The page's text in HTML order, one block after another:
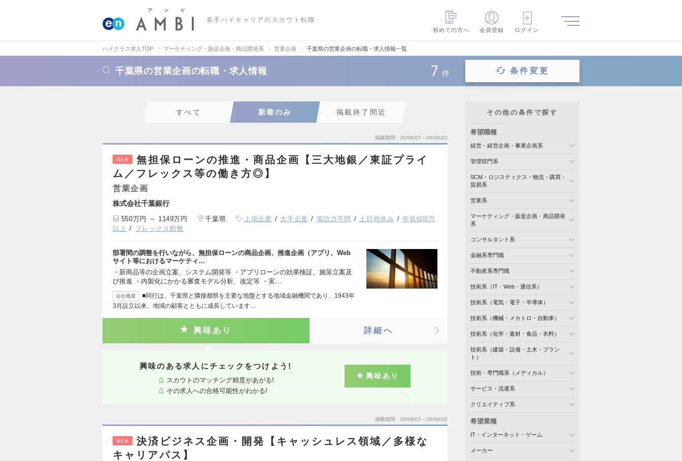
若手ハイキャリアのスカウト転職
初めての方へ
会員登録 ログイン
ハイクラス求人TOP マーケティング・販促企画・商品開発系 営業企画 千葉県の営業企画の転職・求人情報一覧
千葉県の営業企画の転職・求人情報 7 件 条件変更
すべて 新着のみ 掲載終了間近
掲載期間 26/08/07～26/08/20
NEW
無担保ローンの推進・商品企画【三大地銀／東証プライ
ム／フレックス等の働き方◎】
営業企画
株式会社千葉銀行
550万円 ～ 1149万円 千葉県 上場企業 大手企業 英語力不問 土日祝休み
年収600万
以上
フレックス勤務
部署間の調整を行いながら、無担保ローンの商品企画、推進企画（アプリ、Web
サイト等におけるマーケティ…
・新商品等の企画立案、システム開発等 ・アプリローンの効果検証、施策立案及
び推進 ・内製化にかかる審査モデル分析、改定等 ・実…
会社概要
■同行は、千葉県と隣接都県を主要な地盤とする地域金融機関であり、1943年
3月設立以来、地域の顧客とともに成長しています…
興味あり 詳細へ
興味のある求人にチェックをつけよう!
スカウトのマッチング精度があがる!
その求人への合格可能性がわかる!
興味あり
掲載期間 26/08/07～26/08/20
NEW
決済ビジネス企画・開発【キャッシュレス領域／多様な
キャリアパス】
その他の条件で探す
希望職種
経営・経営企画・事業企画系
管理部門系
SCM・ロジスティクス・物流・購買・
貿易系
営業系
マーケティング・販促企画・商品開発
系
コンサルタント系
金融系専門職
不動産系専門職
技術系（IT・Web・通信系）
技術系（電気・電子・半導体）
技術系（機械・メカトロ・自動車）
技術系（化学・素材・食品・衣料）
技術系（建築・設備・土木・プラン
ト）
技術・専門職系（メディカル）
サービス・流通系
クリエイティブ系
希望業種
IT・インターネット・ゲーム
メーカー